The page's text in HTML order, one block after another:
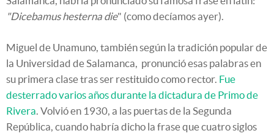
"Dicebamus hesterna die" (como decíamos ayer).
Miguel de Unamuno, también según la tradición popular de
la Universidad de Salamanca, pronunció esas palabras en
su primera clase tras ser restituido como rector. Fue
desterrado varios años durante la dictadura de Primo de
Rivera. Volvió en 1930, a las puertas de la Segunda
República, cuando habría dicho la frase que cuatro siglos